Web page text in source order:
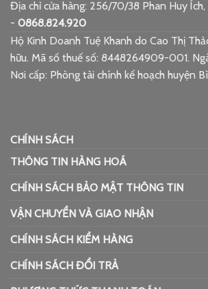
Địa chỉ cửa hàng: 256/70/38 Phan Huy Ích,
- 0868.824.920
Hộ Kinh Doanh Tuệ Khanh do Cao Thị
hữu. Mã số thuế số: 8448264909-001.
Nơi cấp: Phòng tài chính kế hoạch huyện
CHÍNH SÁCH
THÔNG TIN HÀNG HOÁ
CHÍNH SÁCH BẢO MẬT THÔNG TIN
VẬN CHUYỂN VÀ GIAO NHẬN
CHÍNH SÁCH KIỂM HÀNG
CHÍNH SÁCH ĐỔI TRẢ